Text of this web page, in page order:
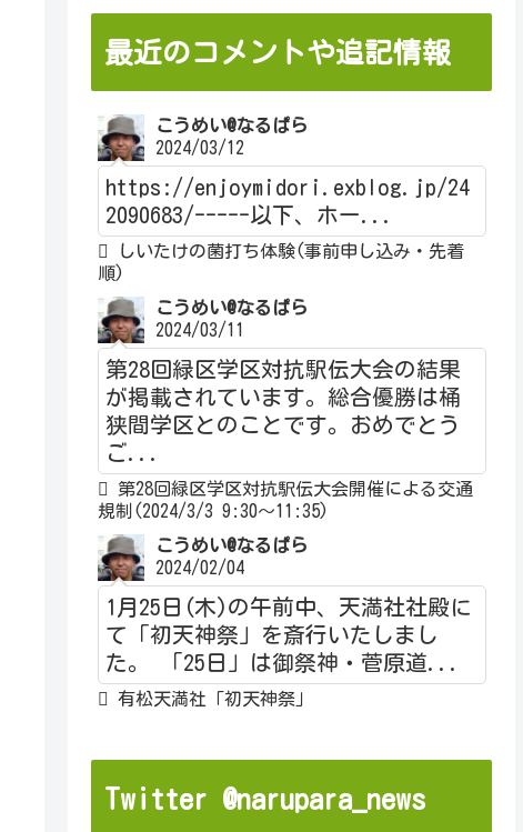
最近のコメントや追記情報
こうめい@なるぱら
2024/03/12
https://enjoymidori.exblog.jp/24
2090683/-----以下、ホー...
しいたけの菌打ち体験(事前申し込み・先着
順)
こうめい@なるぱら
2024/03/11
第28回緑区学区対抗駅伝大会の結果
が掲載されています。総合優勝は桶
狭間学区とのことです。おめでとう
ご...
第28回緑区学区対抗駅伝大会開催による交通
規制(2024/3/3 9:30～11:35)
こうめい@なるぱら
2024/02/04
1月25日(木)の午前中、天満社社殿に
て「初天神祭」を斎行いたしまし
た。 「25日」は御祭神・菅原道...
有松天満社「初天神祭」
Twitter @narupara_news